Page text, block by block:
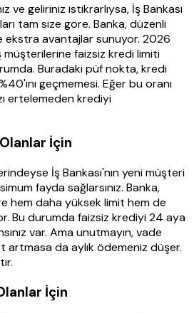
ve geliriniz istikrarlıysa, İş Bankası
tam size göre. Banka, düzenli
ekstra avantajlar sunuyor. 2026
müşterilerine faizsiz kredi limiti
Buradaki püf nokta, kredi
geçmemesi. Eğer bu oranı
ertelemeden krediyi
İçin
İş Bankası'nın yeni müşteri
fayda sağlarsınız. Banka,
hem daha yüksek limit hem de
Bu durumda faizsiz krediyi 24 aya
var. Ama unutmayın, vade
artmasa da aylık ödemeniz düşer.
İçin